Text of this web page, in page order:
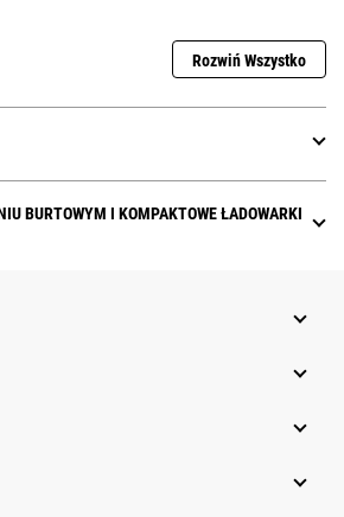
Rozwiń Wszystko
BURTOWYM I KOMPAKTOWE ŁADOWARKI